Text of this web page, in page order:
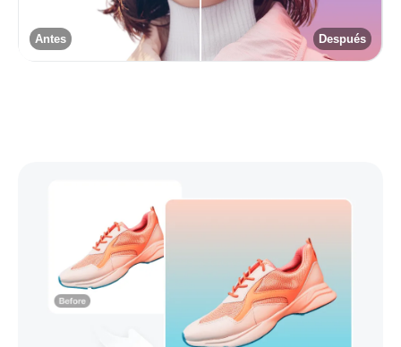
Después
Antes